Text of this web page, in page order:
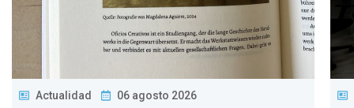
Actualidad 06 agosto 2026